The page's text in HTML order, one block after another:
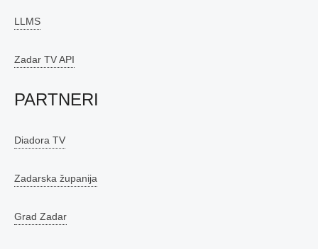
LLMS
Zadar TV API
PARTNERI
Diadora TV
Zadarska županija
Grad Zadar